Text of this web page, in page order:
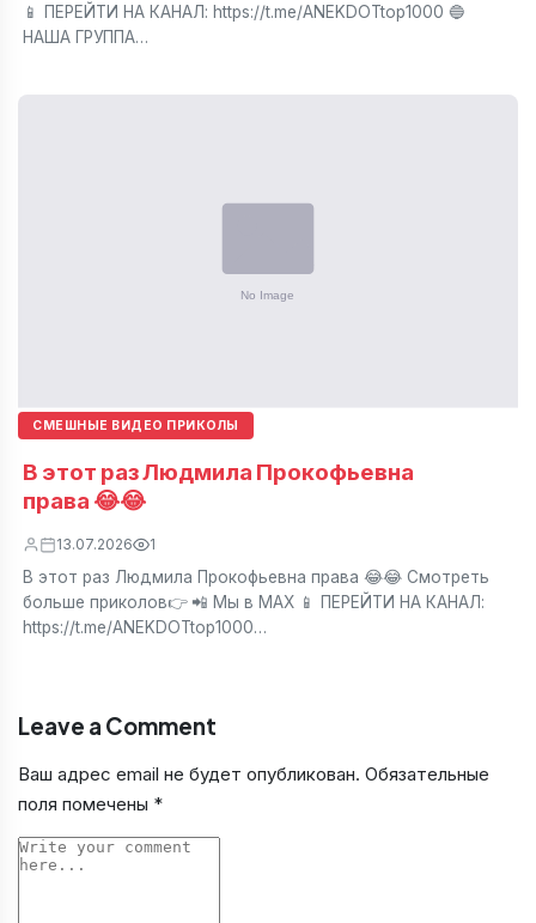
📱 ПЕРЕЙТИ НА КАНАЛ: https://t.me/ANEKDOTtop1000 🔵
НАША ГРУППА…
СМЕШНЫЕ ВИДЕО ПРИКОЛЫ
В этот раз Людмила Прокофьевна
права 😂😂
13.07.2026 1
В этот раз Людмила Прокофьевна права 😂😂 Смотреть
больше приколов👉 📲 Мы в МАХ 📱 ПЕРЕЙТИ НА КАНАЛ:
https://t.me/ANEKDOTtop1000…
Leave a Comment
Ваш адрес email не будет опубликован. Обязательные
поля помечены *
Comment